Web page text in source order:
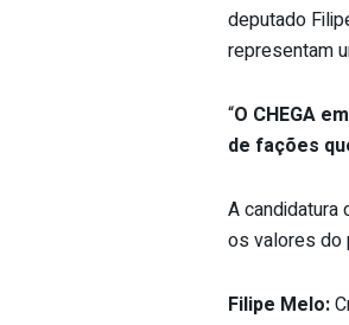
deputado
representam
“O CHEGA
de fações
A candidatura
os valores do
Filipe Melo: